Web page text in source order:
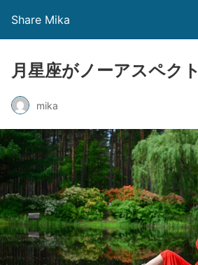
Share Mika
月星座がノーアスペクト
mika